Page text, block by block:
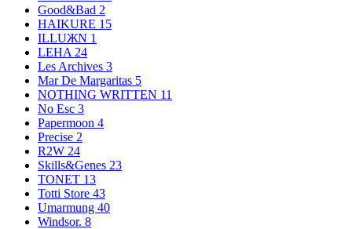
Good&Bad 2
HAIKURE 15
ILLUЖN 1
LEHA 24
Les Archives 3
Mar De Margaritas 5
NOTHING WRITTEN 11
No Esc 3
Papermoon 4
Precise 2
R2W 24
Skills&Genes 23
TONET 13
Totti Store 43
Umarmung 40
Windsor. 8